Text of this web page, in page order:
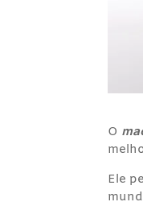
O
Ele